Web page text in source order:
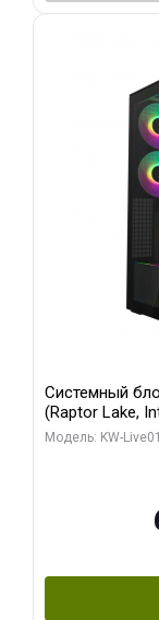
Системный
(Raptor Lake,
модуля)/ Afox
Модель: KW-